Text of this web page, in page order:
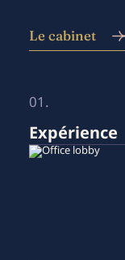
Le cabinet
01.
Expérience